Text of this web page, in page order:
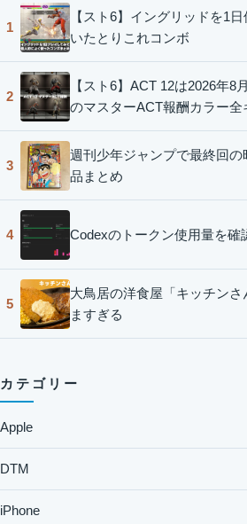
1
【スト6】イングリッドを1
いたとりこれコンボ
2
【スト6】ACT 12は2026年8
のマスターACT報酬カラー全
3
週刊少年ジャンプで最終回
品まとめ
4 Codexのトークン使用量を確
5
大鳥居の洋食屋「キッチンさ
ますぎる
カテゴリー
Apple
DTM
iPhone